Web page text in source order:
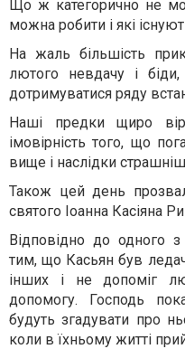
Що ж категорично не
можна робити і які
На жаль більшість
лютого невдачу і
дотримуватися ряду
Наші предки щиро
імовірність того, що
вище і наслідки
Також цей день
святого Іоанна Касіяна
Відповідно до одного
тим, що Касьян був
інших і не допоміг
допомогу. Господь
будуть згадувати про
коли в їхньому житті